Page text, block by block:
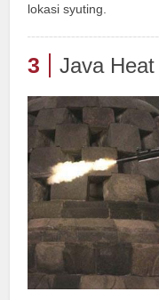
lokasi syuting.
3 Java